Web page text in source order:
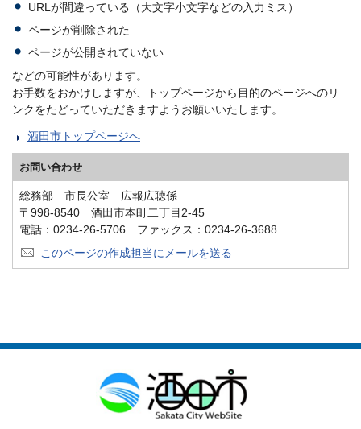
URLが間違っている（大文字小文字などの入力ミス）
ページが削除された
ページが公開されていない
などの可能性があります。
お手数をおかけしますが、トップページから目的のページへのリ
ンクをたどっていただきますようお願いいたします。
酒田市トップページへ
お問い合わせ
総務部 市長公室 広報広聴係
〒998-8540 酒田市本町二丁目2-45
電話：0234-26-5706 ファックス：0234-26-3688
このページの作成担当にメールを送る